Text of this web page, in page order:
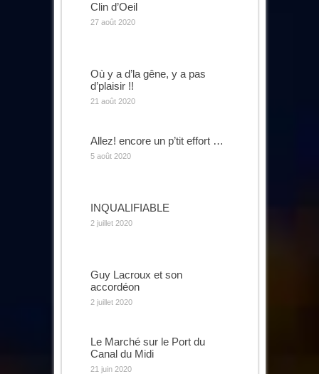
Clin d’Oeil
27 août 2020
Où y a d’la gêne, y a pas
d’plaisir !!
21 août 2020
Allez! encore un p’tit effort …
5 août 2020
INQUALIFIABLE
2 juillet 2020
Guy Lacroux et son
accordéon
2 juillet 2020
Le Marché sur le Port du
Canal du Midi
21 juin 2020